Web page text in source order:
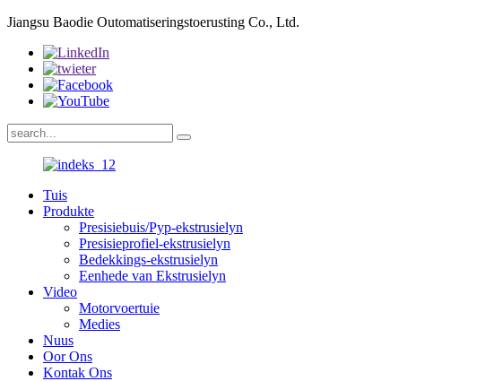
Jiangsu Baodie Outomatiseringstoerusting Co., Ltd.
Tuis
Produkte
Presisiebuis/Pyp-ekstrusielyn
Presisieprofiel-ekstrusielyn
Bedekkings-ekstrusielyn
Eenhede van Ekstrusielyn
Video
Motorvoertuie
Medies
Nuus
Oor Ons
Kontak Ons